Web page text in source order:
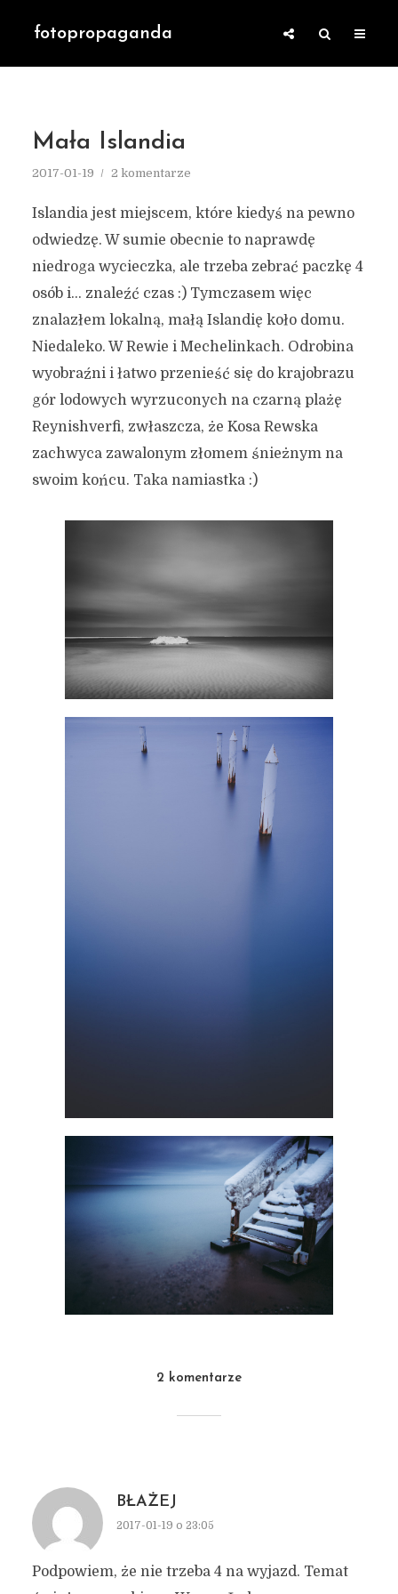
fotopropaganda
Mała Islandia
2017-01-19 2 komentarze
Islandia jest miejscem, które kiedyś na pewno
odwiedzę. W sumie obecnie to naprawdę
niedroga wycieczka, ale trzeba zebrać paczkę 4
osób i… znaleźć czas :) Tymczasem więc
znalazłem lokalną, małą Islandię koło domu.
Niedaleko. W Rewie i Mechelinkach. Odrobina
wyobraźni i łatwo przenieść się do krajobrazu
gór lodowych wyrzuconych na czarną plażę
Reynishverfi, zwłaszcza, że Kosa Rewska
zachwyca zawalonym złomem śnieżnym na
swoim końcu. Taka namiastka :)
2 komentarze
BŁAŻEJ
2017-01-19 o 23:05
Podpowiem, że nie trzeba 4 na wyjazd. Temat